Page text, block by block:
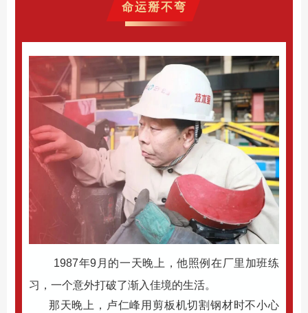
命运掰不弯
1987年9月的一天晚上，他照例在厂里加班练
习，一个意外打破了渐入佳境的生活。
那天晚上，卢仁峰用剪板机切割钢材时不小心